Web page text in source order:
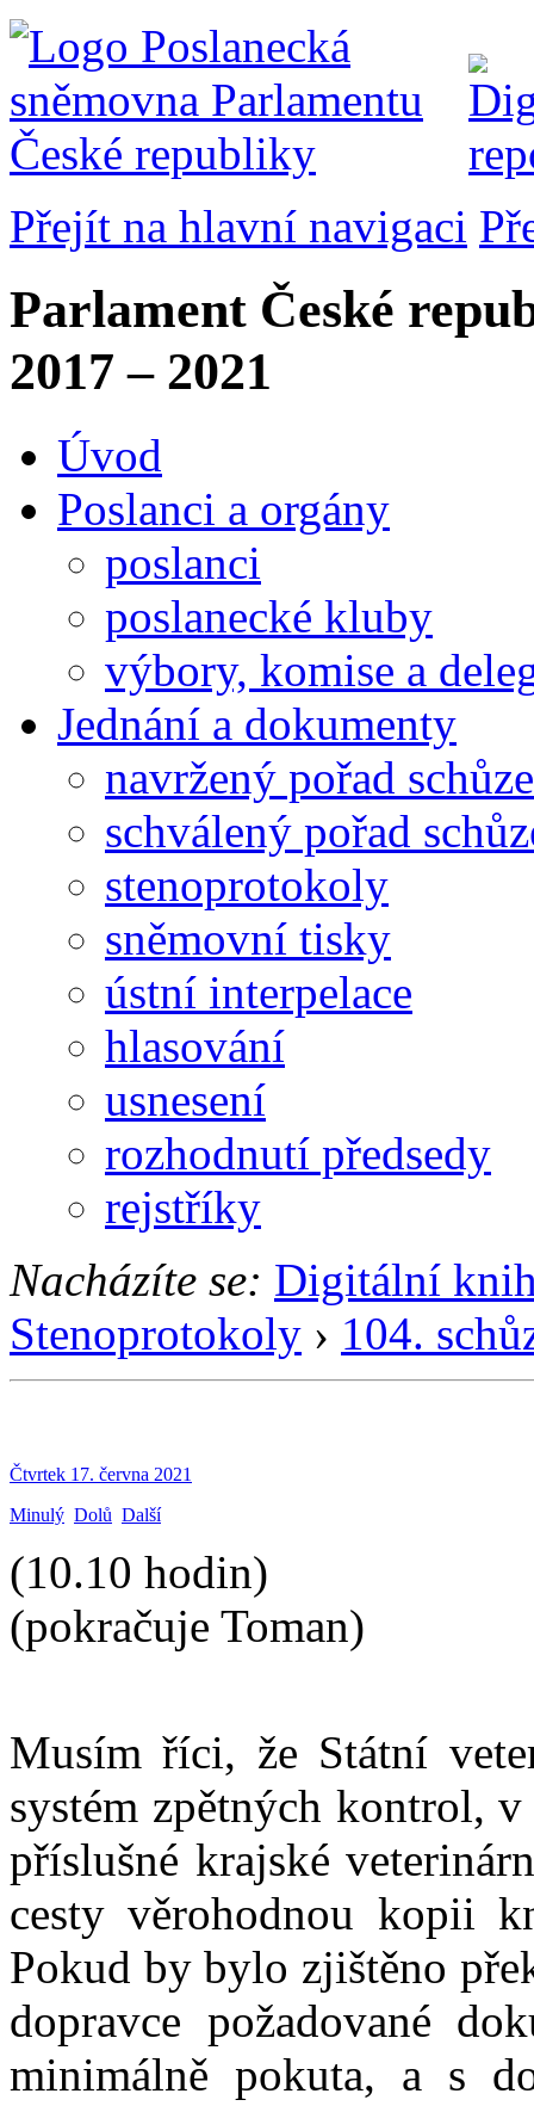
Přejít na hlavní navigaci
Parlament České
2017 – 2021
Úvod
Poslanci a orgány
poslanci
poslanecké kluby
výbory, komise a
Jednání a dokumenty
navržený pořad schůze
schválený pořad
stenoprotokoly
sněmovní tisky
ústní interpelace
hlasování
usnesení
rozhodnutí předsedy
rejstříky
Nacházíte se: Digitální
Stenoprotokoly › 104.
Čtvrtek 17. června 2021
Minulý Dolů Další
(10.10 hodin)
(pokračuje Toman)
Musím říci, že Státní
systém zpětných kontrol,
příslušné krajské
cesty věrohodnou kopii
Pokud by bylo zjištěno
dopravce požadované
minimálně pokuta, a s